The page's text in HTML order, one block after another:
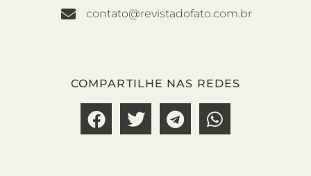
contato@revistadofato.com.br
COMPARTILHE NAS REDES